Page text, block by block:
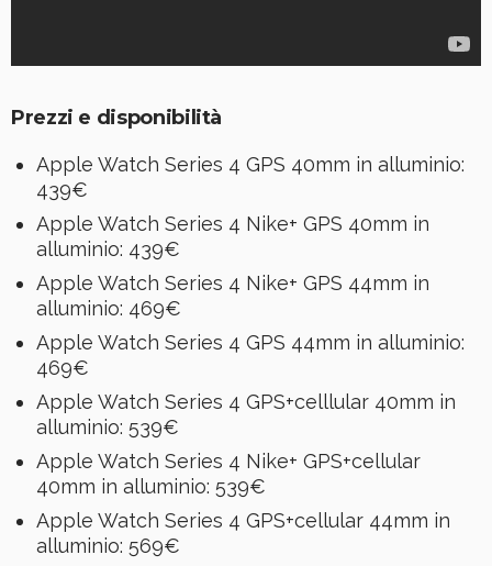
Prezzi e disponibilità
Apple Watch Series 4 GPS 40mm in alluminio:
439€
Apple Watch Series 4 Nike+ GPS 40mm in
alluminio: 439€
Apple Watch Series 4 Nike+ GPS 44mm in
alluminio: 469€
Apple Watch Series 4 GPS 44mm in alluminio:
469€
Apple Watch Series 4 GPS+celllular 40mm in
alluminio: 539€
Apple Watch Series 4 Nike+ GPS+cellular
40mm in alluminio: 539€
Apple Watch Series 4 GPS+cellular 44mm in
alluminio: 569€